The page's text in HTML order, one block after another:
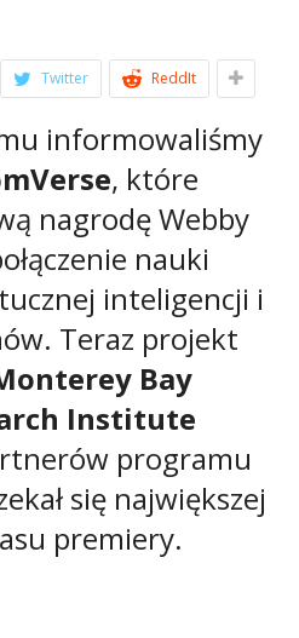
Twitter ReddIt
informowaliśmy
, które
nagrodę Webby
nauki
inteligencji i
Teraz projekt
Bay
Institute
programu
się największej
premiery.